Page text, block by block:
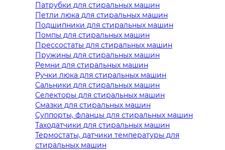
Патрубки для стиральных машин
Петли люка для стиральных машин
Подшипники для стиральных машин
Помпы для стиральных машин
Прессостаты для стиральных машин
Пружины для стиральных машин
Ремни для стиральных машин
Ручки люка для стиральных машин
Сальники для стиральных машин
Селекторы для стиральных машин
Смазки для стиральных машин
Суппорты, фланцы для стиральных машин
Таходатчики для стиральных машин
Термостаты, датчики температуры для
стиральных машин